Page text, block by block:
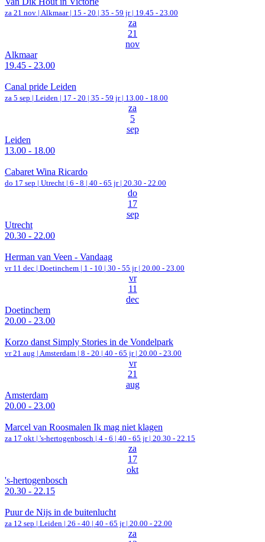
za 21 nov | Alkmaar | 15 - 20 | 35 - 59 jr | 19.45 - 23.00
za
21
nov
Alkmaar
19.45 - 23.00
Canal pride Leiden
za 5 sep | Leiden | 17 - 20 | 35 - 59 jr | 13.00 - 18.00
za
5
sep
Leiden
13.00 - 18.00
Cabaret Wina Ricardo
do 17 sep | Utrecht | 6 - 8 | 40 - 65 jr | 20.30 - 22.00
do
17
sep
Utrecht
20.30 - 22.00
Herman van Veen - Vandaag
vr 11 dec | Doetinchem | 1 - 10 | 30 - 55 jr | 20.00 - 23.00
vr
11
dec
Doetinchem
20.00 - 23.00
Korzo danst Simply Stories in de Vondelpark
vr 21 aug | Amsterdam | 8 - 20 | 40 - 65 jr | 20.00 - 23.00
vr
21
aug
Amsterdam
20.00 - 23.00
Marcel van Roosmalen Ik mag niet klagen
za 17 okt | 's-hertogenbosch | 4 - 6 | 40 - 65 jr | 20.30 - 22.15
za
17
okt
's-hertogenbosch
20.30 - 22.15
Puur de Nijs in de buitenlucht
za 12 sep | Leiden | 26 - 40 | 40 - 65 jr | 20.00 - 22.00
za